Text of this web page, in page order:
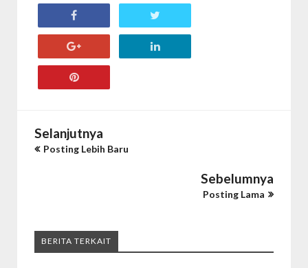
Selanjutnya
Posting Lebih Baru
Sebelumnya
Posting Lama
BERITA TERKAIT